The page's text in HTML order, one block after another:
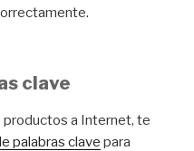
clave
productos a Internet, te
palabras clave para